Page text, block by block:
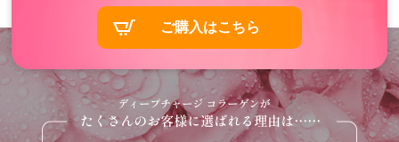
ご購入はこちら